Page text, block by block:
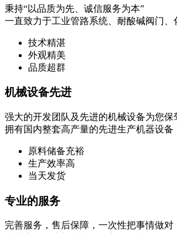
秉持“以品质为先、诚信服务为本”
一直致力于工业管路系统、耐酸碱阀门
技术精湛
外观精美
品质超群
机械设备先进
强大的开发团队及先进的机械设备为您保
拥有国内整套高产量的先进生产机器设备
原料储备充裕
生产效率高
当天发货
专业的服务
完善服务，售后保障，一次性把事情做对